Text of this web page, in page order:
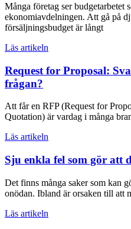
Många företag ser budgetarbetet
ekonomiavdelningen. Att gå på
försäljningsbudget är långt
Läs artikeln
Request for Proposal:
frågan?
Att får en RFP (Request for
Quotation) är vardag i många
Läs artikeln
Sju enkla fel som gör att
Det finns många saker som kan
onödan. Ibland är orsaken till att
Läs artikeln